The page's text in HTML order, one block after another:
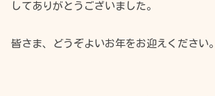
してありがとうございました。
皆さま、どうぞよいお年をお迎えください。